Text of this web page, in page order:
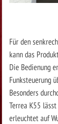
Für den
kann das
Die Bedienung
Funksteuerung
Besonders
Terrea K55
erleuchtet auf